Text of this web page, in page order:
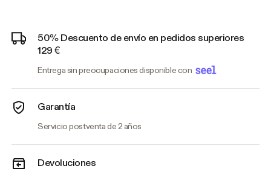
50% Descuento de envío en pedidos superiores
129 €
Entrega sin preocupaciones disponible con
Garantía
Servicio postventa de 2 años
Devoluciones